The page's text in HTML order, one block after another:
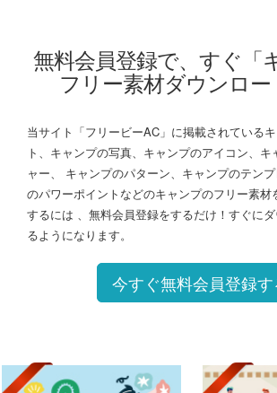
無料会員登録で、すぐ「
フリー素材ダウンロー
当サイト「フリービーAC」に掲載されている
ト、キャンプの写真、キャンプのアイコン、キ
ャー、 キャンプのパターン、キャンプのテン
のパワーポイントなどのキャンプのフリー素材
するには 、無料会員登録をするだけ！すぐに
るようになります。
今すぐ無料会員登録す